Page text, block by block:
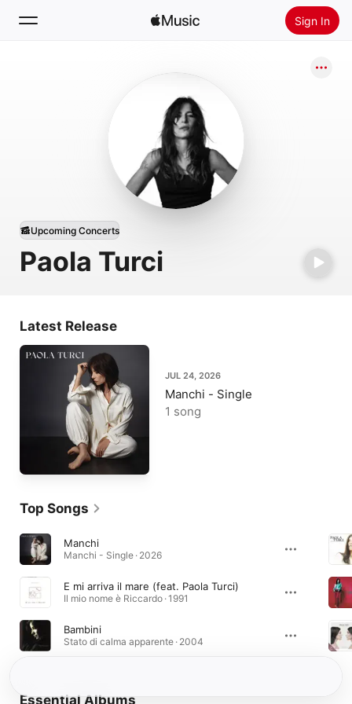
Sign In
Install Apple Music
Paola Turci
Upcoming Concerts
Latest Release
JUL 24, 2026
Manchi - Single
1 song
Top Songs
Manchi
Manchi - Single · 2026
E mi arriva il mare (feat. Paola Turci)
Il mio nome è Riccardo · 1991
Bambini
Stato di calma apparente · 2004
Essential Albums